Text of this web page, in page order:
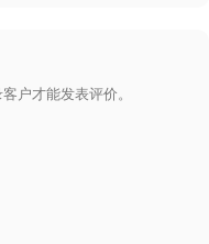
户才能发表评价。